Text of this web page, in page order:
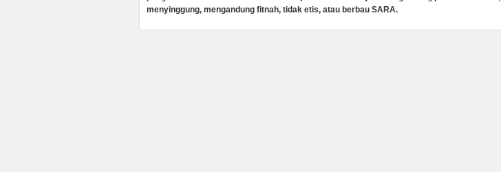
menyinggung, mengandung fitnah, tidak etis, atau berbau SARA.